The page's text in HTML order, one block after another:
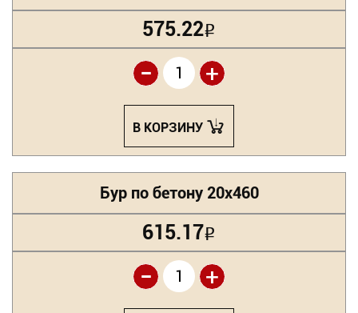
575.22Р
+
-
В КОРЗИНУ
Бур по бетону 20х460
615.17Р
+
-